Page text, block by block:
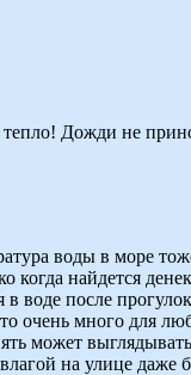
Дожди не
воды в море
найдется
воде после
очень много для
может
на улице